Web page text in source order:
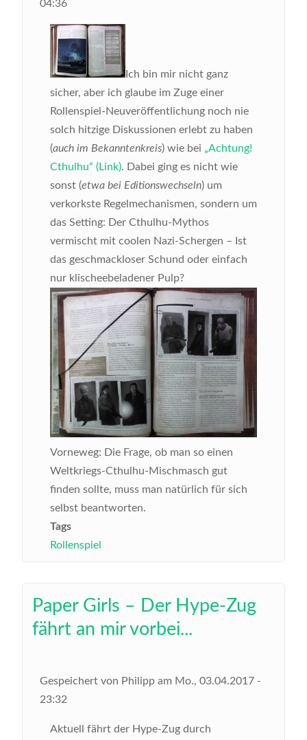
04:36
Ich bin mir nicht ganz
sicher, aber ich glaube im Zuge einer
Rollenspiel-Neuveröffentlichung noch nie
solch hitzige Diskussionen erlebt zu haben
(auch im Bekanntenkreis) wie bei „Achtung!
Cthulhu“ (Link). Dabei ging es nicht wie
sonst (etwa bei Editionswechseln) um
verkorkste Regelmechanismen, sondern um
das Setting: Der Cthulhu-Mythos
vermischt mit coolen Nazi-Schergen – Ist
das geschmackloser Schund oder einfach
nur klischeebeladener Pulp?
Vorneweg: Die Frage, ob man so einen
Weltkriegs-Cthulhu-Mischmasch gut
finden sollte, muss man natürlich für sich
selbst beantworten.
Tags
Rollenspiel
Paper Girls – Der Hype-Zug
fährt an mir vorbei...
Gespeichert von Philipp am Mo., 03.04.2017 -
23:32
Aktuell fährt der Hype-Zug durch